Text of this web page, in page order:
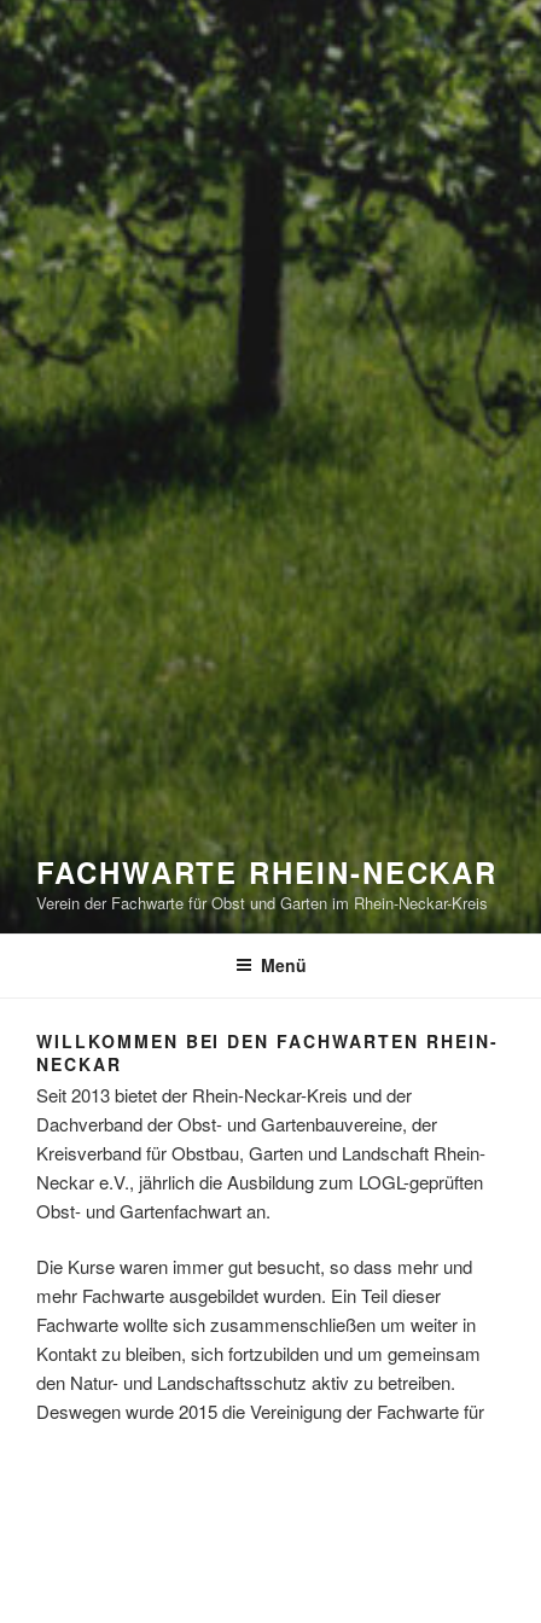
FACHWARTE RHEIN-NECKAR
Verein der Fachwarte für Obst und Garten im Rhein-Neckar-Kreis
Menü
WILLKOMMEN BEI DEN FACHWARTEN RHEIN-
NECKAR
Seit 2013 bietet der Rhein-Neckar-Kreis und der
Dachverband der Obst- und Gartenbauvereine, der
Kreisverband für Obstbau, Garten und Landschaft Rhein-
Neckar e.V., jährlich die Ausbildung zum LOGL-geprüften
Obst- und Gartenfachwart an.
Die Kurse waren immer gut besucht, so dass mehr und
mehr Fachwarte ausgebildet wurden. Ein Teil dieser
Fachwarte wollte sich zusammenschließen um weiter in
Kontakt zu bleiben, sich fortzubilden und um gemeinsam
den Natur- und Landschaftsschutz aktiv zu betreiben.
Deswegen wurde 2015 die Vereinigung der Fachwarte für